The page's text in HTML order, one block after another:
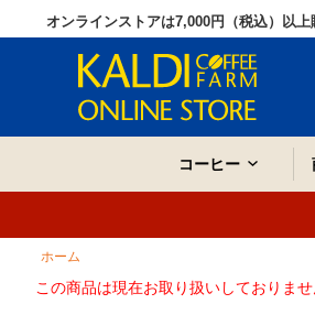
オンラインストアは7,000円（税込）以上
コーヒー
ホーム
この商品は現在お取り扱いしておりませ